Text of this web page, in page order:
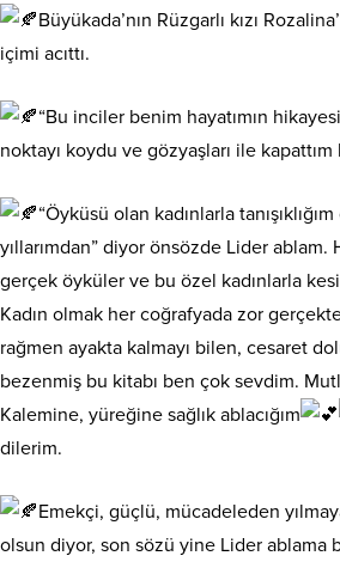
Büyükada’nın Rüzgarlı kızı
içimi acıttı.
“Bu inciler benim hayatımın
noktayı koydu ve gözyaşları ile kapattım
“Öyküsü olan kadınlarla
yıllarımdan” diyor önsözde Lider ablam.
gerçek öyküler ve bu özel kadınlarla
Kadın olmak her coğrafyada zor
rağmen ayakta kalmayı bilen, cesaret
bezenmiş bu kitabı ben çok sevdim.
Kalemine, yüreğine sağlık ablacığım
dilerim.
Emekçi, güçlü, mücadeleden
olsun diyor, son sözü yine Lider ablama